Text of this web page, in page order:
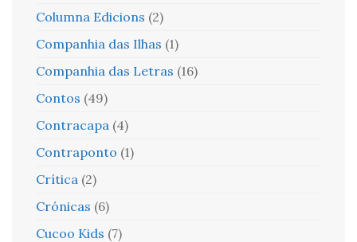
Columna Edicions (2)
Companhia das Ilhas (1)
Companhia das Letras (16)
Contos (49)
Contracapa (4)
Contraponto (1)
Crítica (2)
Crónicas (6)
Cucoo Kids (7)